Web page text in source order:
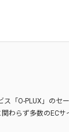
「O-PLUX」のセ
わらず多数のEC